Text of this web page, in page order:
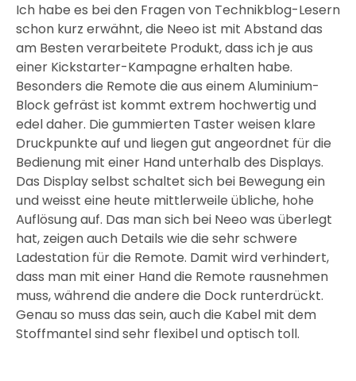
Ich habe es bei den Fragen von Technikblog-Lesern
schon kurz erwähnt, die Neeo ist mit Abstand das
am Besten verarbeitete Produkt, dass ich je aus
einer Kickstarter-Kampagne erhalten habe.
Besonders die Remote die aus einem Aluminium-
Block gefräst ist kommt extrem hochwertig und
edel daher. Die gummierten Taster weisen klare
Druckpunkte auf und liegen gut angeordnet für die
Bedienung mit einer Hand unterhalb des Displays.
Das Display selbst schaltet sich bei Bewegung ein
und weisst eine heute mittlerweile übliche, hohe
Auflösung auf. Das man sich bei Neeo was überlegt
hat, zeigen auch Details wie die sehr schwere
Ladestation für die Remote. Damit wird verhindert,
dass man mit einer Hand die Remote rausnehmen
muss, während die andere die Dock runterdrückt.
Genau so muss das sein, auch die Kabel mit dem
Stoffmantel sind sehr flexibel und optisch toll.